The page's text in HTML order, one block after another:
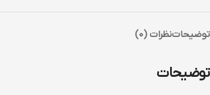
توضیحاتنظرات (0)
توضیحات